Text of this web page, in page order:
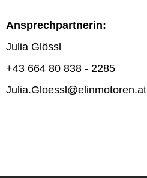
Ansprechpartnerin:
Julia Glössl
+43 664 80 838 - 2285
Julia.Gloessl@elinmotoren.at